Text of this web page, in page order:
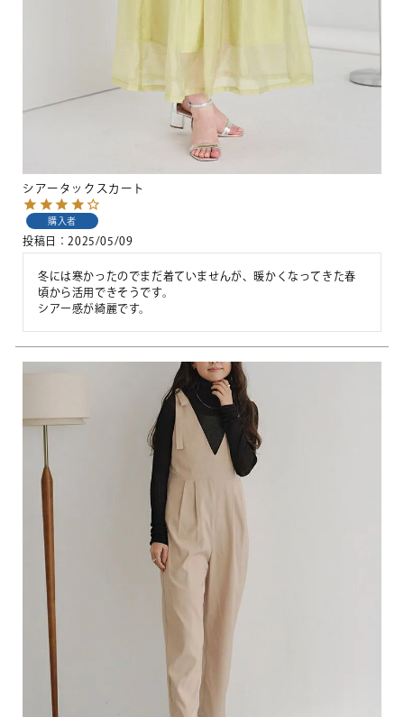
シアータックスカート
購入者
投稿日 2025/05/09
冬には寒かったのでまだ着ていませんが、暖かくなってきた春
頃から活用できそうです。
シアー感が綺麗です。